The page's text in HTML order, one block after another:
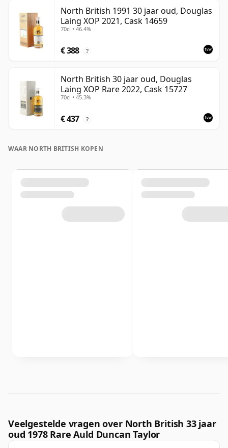
North British 1991 30 jaar oud, Douglas
Laing XOP 2021, Cask 14659
70cl • 46.4%
€ 388 ?
North British 30 jaar oud, Douglas
Laing XOP Rare 2022, Cask 15727
70cl • 45.3%
€ 437 ?
WAAR NORTH BRITISH KOPEN
Veelgestelde vragen over North British 33 jaar
oud 1978 Rare Auld Duncan Taylor